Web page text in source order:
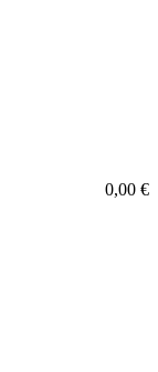
0,00 €